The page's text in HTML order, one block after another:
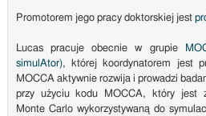
Promotorem jego pracy doktorskiej jest
Lucas pracuje obecnie w grupie
simulAtor), której koordynatorem jest
MOCCA aktywnie rozwija i prowadzi
przy użyciu kodu MOCCA, który jest
Monte Carlo wykorzystywaną do